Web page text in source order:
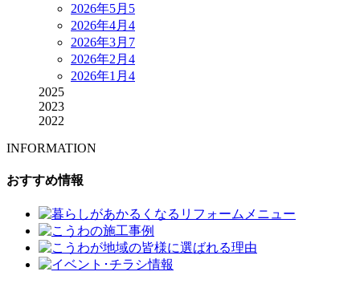
2026年5月 5
2026年4月 4
2026年3月 7
2026年2月 4
2026年1月 4
2025
2023
2022
INFORMATION
おすすめ情報